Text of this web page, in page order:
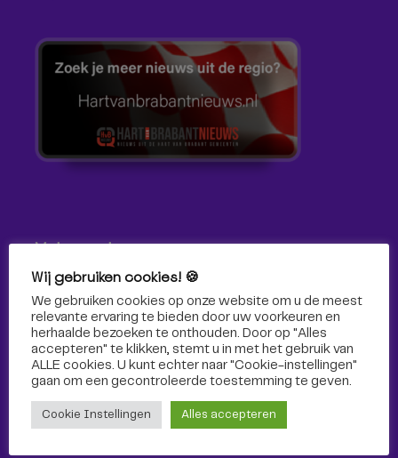
Volg ons!
Volg Omroep Tilburg niet alleen hier, maar ook via social
media!
Wij gebruiken cookies! 🍪
We gebruiken cookies op onze website om u de meest
relevante ervaring te bieden door uw voorkeuren en
herhaalde bezoeken te onthouden. Door op "Alles
accepteren" te klikken, stemt u in met het gebruik van
ALLE cookies. U kunt echter naar "Cookie-instellingen"
gaan om een ​​gecontroleerde toestemming te geven.
Cookie Instellingen Alles accepteren